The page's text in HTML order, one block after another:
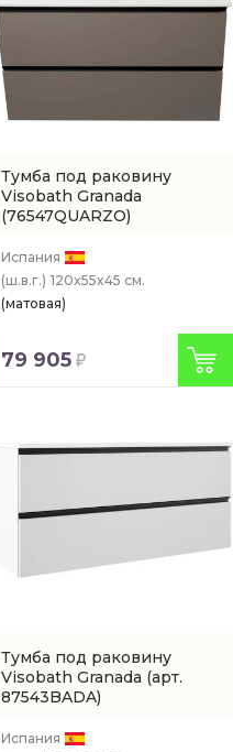
Тумба под раковину
Visobath Granada
(76547QUARZO)
Испания
(ш.в.г.) 120x55x45 см.
(матовая)
79 905
Тумба под раковину
Visobath Granada (арт.
87543BADA)
Испания